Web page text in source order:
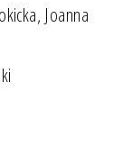
Joanna